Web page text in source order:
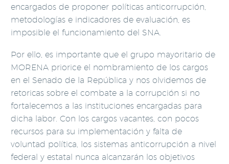
encargados de proponer políticas anticorrupción,
metodologías e indicadores de evaluación, es
imposible el funcionamiento del SNA.
Por ello, es importante que el grupo mayoritario de
MORENA priorice el nombramiento de los cargos
en el Senado de la República y nos olvidemos de
retoricas sobre el combate a la corrupción si no
fortalecemos a las instituciones encargadas para
dicha labor. Con los cargos vacantes, con pocos
recursos para su implementación y falta de
voluntad política, los sistemas anticorrupción a nivel
federal y estatal nunca alcanzarán los objetivos